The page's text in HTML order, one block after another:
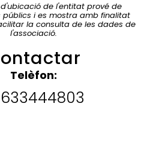
de l'entitat prové de
públics i es mostra amb finalitat
la consulta de les dades de
l'associació.
Telèfon:
633444803